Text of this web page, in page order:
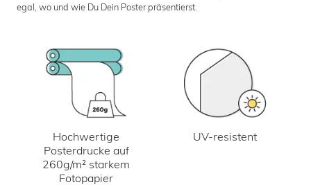
egal, wo und wie Du Dein Poster präsentierst.
Hochwertige
Posterdrucke auf
260g/m² starkem
Fotopapier
UV-resistent